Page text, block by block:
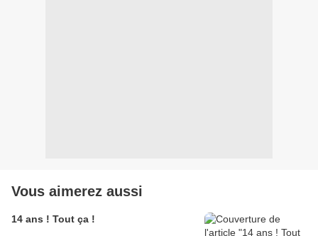
Vous aimerez aussi
14 ans ! Tout ça !